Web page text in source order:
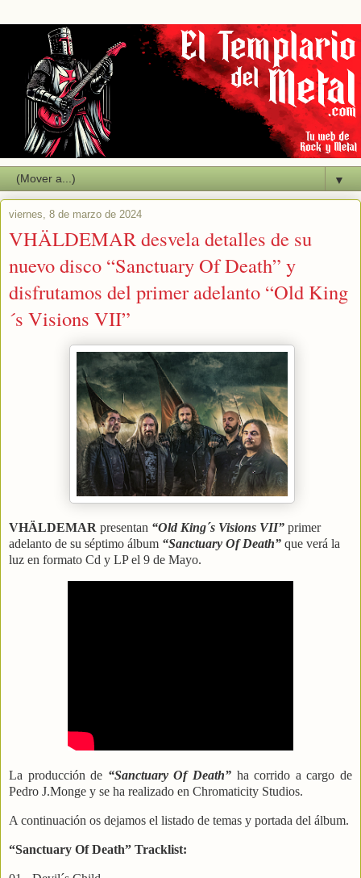
▼
viernes, 8 de marzo de 2024
VHÄLDEMAR desvela detalles de su
nuevo disco “Sanctuary Of Death” y
disfrutamos del primer adelanto “Old King
´s Visions VII”
VHÄLDEMAR presentan “Old King´s Visions VII” primer
adelanto de su séptimo álbum “Sanctuary Of Death” que verá la
luz en formato Cd y LP el 9 de Mayo.
La producción de “Sanctuary Of Death” ha corrido a cargo de
Pedro J.Monge y se ha realizado en Chromaticity Studios.
A continuación os dejamos el listado de temas y portada del álbum.
“Sanctuary Of Death” Tracklist: